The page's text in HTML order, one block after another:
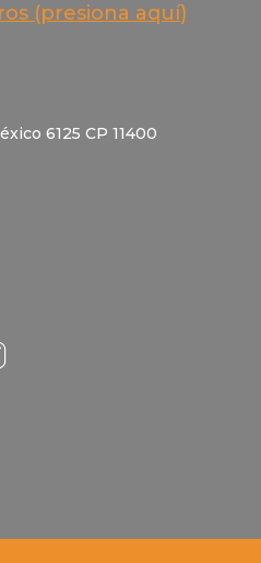
(presiona aquí)
6125 CP 11400